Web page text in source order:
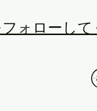
ォローして